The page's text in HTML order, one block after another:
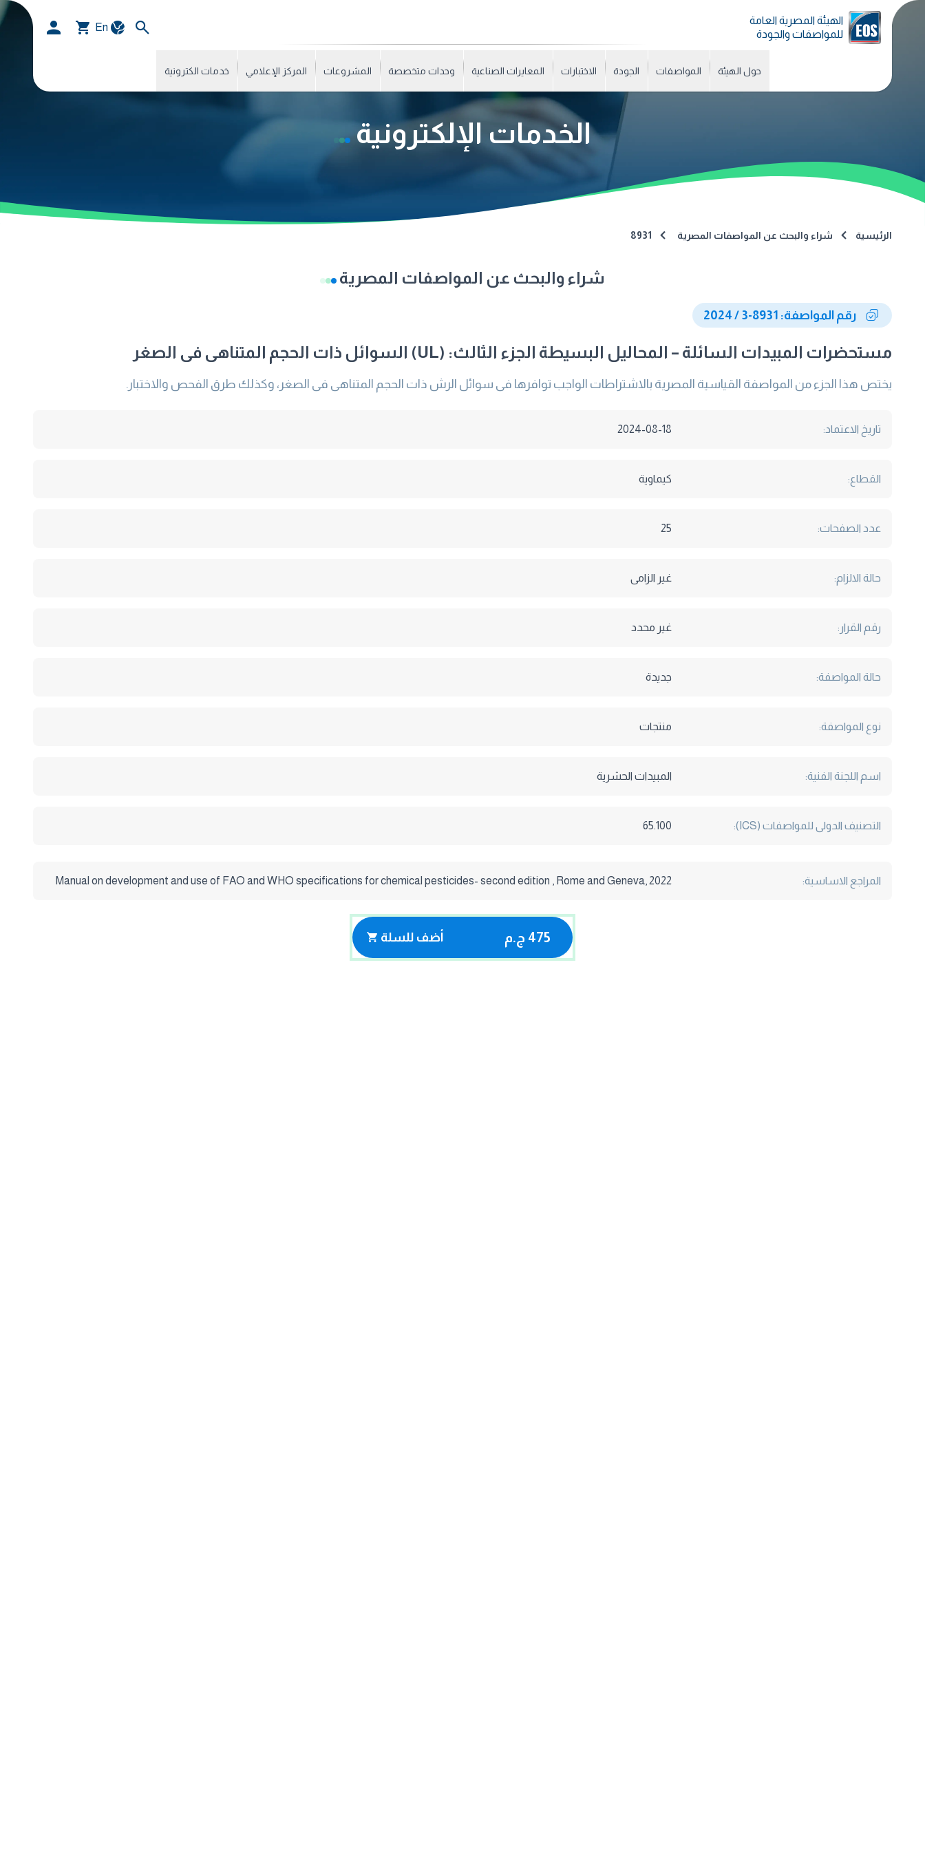
الهيئة المصرية العامة
للمواصفات والجودة
En
حول الهيئة المواصفات الجودة الاختبارات المعايرات الصناعية وحدات متخصصة المشروعات المركز الإعلامي خدمات الكترونية
الخدمات الإلكترونية
الرئيسية شراء والبحث عن المواصفات المصرية 8931
شراء والبحث عن المواصفات المصرية
رقم المواصفة: 8931-3 / 2024
مستحضرات المبيدات السائلة – المحاليل البسيطة الجزء الثالث: (UL) السوائل ذات الحجم المتناهى فى الصغر
يختص هذا الجزء من المواصفة القياسية المصرية بالاشتراطات الواجب توافرها فى سوائل الرش ذات الحجم المتناهى فى الصغر، وكذلك طرق الفحص والاختبار.
تاريخ الاعتماد: 2024-08-18
القطاع: كيماوية
عدد الصفحات: 25
حالة الالزام: غير الزامى
رقم القرار: غير محدد
حالة المواصفة: جديدة
نوع المواصفة: منتجات
اسم اللجنة الفنية: المبيدات الحشرية
التصنيف الدولى للمواصفات (ICS): 65.100
المراجع الاساسية: Manual on development and use of FAO and WHO specifications for chemical pesticides- second edition , Rome and Geneva, 2022
475 ج.م أضف للسلة